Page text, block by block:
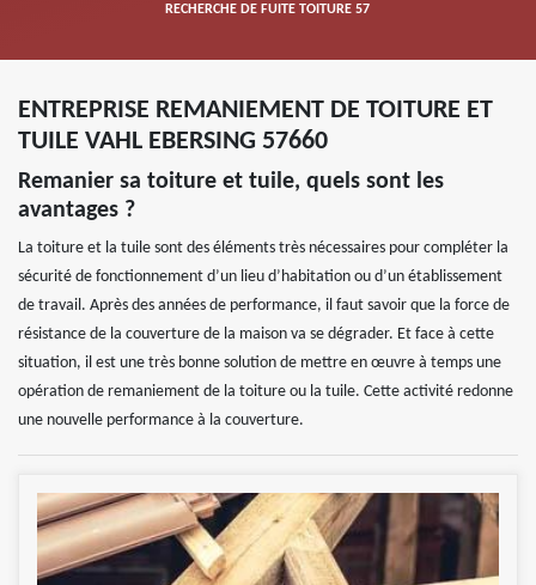
RECHERCHE DE FUITE TOITURE 57
ENTREPRISE REMANIEMENT DE TOITURE ET
TUILE VAHL EBERSING 57660
Remanier sa toiture et tuile, quels sont les
avantages ?
La toiture et la tuile sont des éléments très nécessaires pour compléter la
sécurité de fonctionnement d’un lieu d’habitation ou d’un établissement
de travail. Après des années de performance, il faut savoir que la force de
résistance de la couverture de la maison va se dégrader. Et face à cette
situation, il est une très bonne solution de mettre en œuvre à temps une
opération de remaniement de la toiture ou la tuile. Cette activité redonne
une nouvelle performance à la couverture.